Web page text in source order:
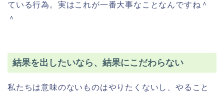
ている行為。実はこれが一番大事なことなんですね＾
＾
結果を出したいなら、結果にこだわらない
私たちは意味のないものはやりたくないし、やること